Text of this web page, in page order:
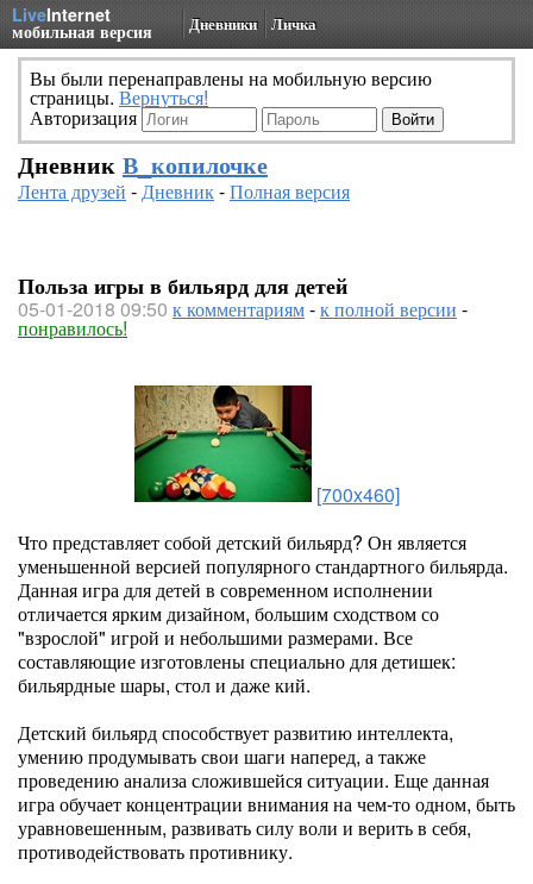
LiveInternet
мобильная версия Дневники Личка
Вы были перенаправлены на мобильную версию
страницы. Вернуться!
Авторизация
Дневник В_копилочке
Лента друзей -Дневник-Полная версия
Польза игры в бильярд для детей
05-01-2018 09:50 к комментариям-к полной версии -
понравилось!
[700x460]
Что представляет собой детский бильярд? Он является
уменьшенной версией популярного стандартного бильярда.
Данная игра для детей в современном исполнении
отличается ярким дизайном, большим сходством со
"взрослой" игрой и небольшими размерами. Все
составляющие изготовлены специально для детишек:
бильярдные шары, стол и даже кий.
Детский бильярд способствует развитию интеллекта,
умению продумывать свои шаги наперед, а также
проведению анализа сложившейся ситуации. Еще данная
игра обучает концентрации внимания на чем-то одном, быть
уравновешенным, развивать силу воли и верить в себя,
противодействовать противнику.